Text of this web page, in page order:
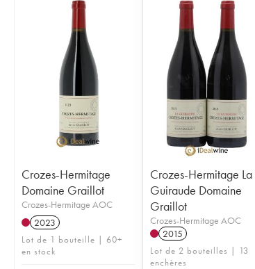
Crozes-Hermitage
Domaine Graillot
Crozes-Hermitage AOC
2023
Lot de 1 bouteille | 60+
en stock
Crozes-Hermitage La
Guiraude Domaine
Graillot
Crozes-Hermitage AOC
2015
Lot de 2 bouteilles | 13
enchères